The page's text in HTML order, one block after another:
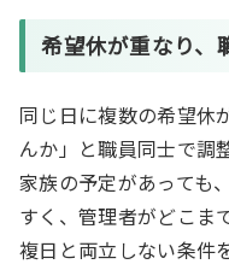
希望休が重なり、
同じ日に複数の希望休
んか」と職員同士で調
家族の予定があっても
すく、管理者がどこま
複日と両立しない条件